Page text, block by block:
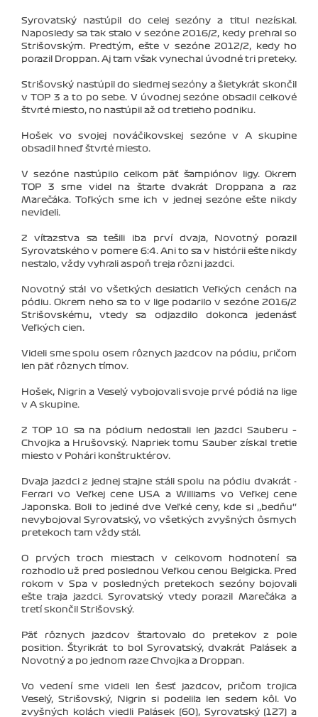
Syrovatský nastúpil do celej sezóny a titul nezískal.
Naposledy sa tak stalo v sezóne 2016/2, kedy prehral so
Strišovským. Predtým, ešte v sezóne 2012/2, kedy ho
porazil Droppan. Aj tam však vynechal úvodné tri preteky.
Strišovský nastúpil do siedmej sezóny a šietykrát skončil
v TOP 3 a to po sebe. V úvodnej sezóne obsadil celkové
štvrté miesto, no nastúpil až od tretieho podniku.
Hošek vo svojej nováčikovskej sezóne v A skupine
obsadil hneď štvrté miesto.
V sezóne nastúpilo celkom päť šampiónov ligy. Okrem
TOP 3 sme videl na štarte dvakrát Droppana a raz
Marečáka. Toľkých sme ich v jednej sezóne ešte nikdy
nevideli.
Z víťazstva sa tešili iba prví dvaja, Novotný porazil
Syrovatského v pomere 6:4. Ani to sa v histórii ešte nikdy
nestalo, vždy vyhrali aspoň treja rôzni jazdci.
Novotný stál vo všetkých desiatich Veľkých cenách na
pódiu. Okrem neho sa to v lige podarilo v sezóne 2016/2
Strišovskému, vtedy sa odjazdilo dokonca jedenásť
Veľkých cien.
Videli sme spolu osem rôznych jazdcov na pódiu, pričom
len päť rôznych tímov.
Hošek, Nigrin a Veselý vybojovali svoje prvé pódiá na lige
v A skupine.
Z TOP 10 sa na pódium nedostali len jazdci Sauberu –
Chvojka a Hrušovský. Napriek tomu Sauber získal tretie
miesto v Pohári konštruktérov.
Dvaja jazdci z jednej stajne stáli spolu na pódiu dvakrát -
Ferrari vo Veľkej cene USA a Williams vo Veľkej cene
Japonska. Boli to jediné dve Veľké ceny, kde si ‚‚bedňu‘‘
nevybojoval Syrovatský, vo všetkých zvyšných ôsmych
pretekoch tam vždy stál.
O prvých troch miestach v celkovom hodnotení sa
rozhodlo už pred poslednou Veľkou cenou Belgicka. Pred
rokom v Spa v posledných pretekoch sezóny bojovali
ešte traja jazdci. Syrovatský vtedy porazil Marečáka a
tretí skončil Strišovský.
Päť rôznych jazdcov štartovalo do pretekov z pole
position. Štyrikrát to bol Syrovatský, dvakrát Palásek a
Novotný a po jednom raze Chvojka a Droppan.
Vo vedení sme videli len šesť jazdcov, pričom trojica
Veselý, Strišovský, Nigrin si podelila len sedem kôl. Vo
zvyšných kolách viedli Palásek (60), Syrovatský (127) a